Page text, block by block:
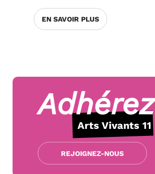
EN SAVOIR PLUS
Adhérez
Arts Vivants 11
REJOIGNEZ-NOUS